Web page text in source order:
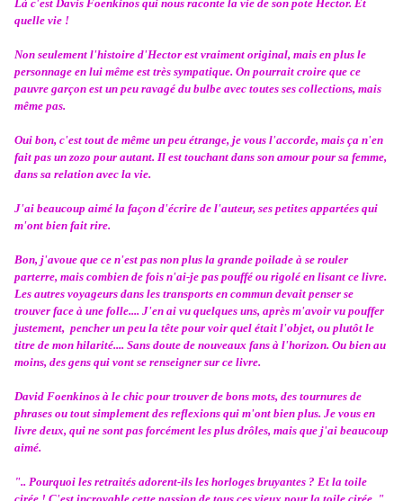
Là c'est Davis Foenkinos qui nous raconte la vie de son pote Hector. Et
quelle vie !
Non seulement l'histoire d'Hector est vraiment original, mais en plus le
personnage en lui même est très sympatique. On pourrait croire que ce
pauvre garçon est un peu ravagé du bulbe avec toutes ses collections, mais
même pas.
Oui bon, c'est tout de même un peu étrange, je vous l'accorde, mais ça n'en
fait pas un zozo pour autant. Il est touchant dans son amour pour sa femme,
dans sa relation avec la vie.
J'ai beaucoup aimé la façon d'écrire de l'auteur, ses petites appartées qui
m'ont bien fait rire.
Bon, j'avoue que ce n'est pas non plus la grande poilade à se rouler
parterre, mais combien de fois n'ai-je pas pouffé ou rigolé en lisant ce livre.
Les autres voyageurs dans les transports en commun devait penser se
trouver face à une folle.... J'en ai vu quelques uns, après m'avoir vu pouffer
justement, pencher un peu la tête pour voir quel était l'objet, ou plutôt le
titre de mon hilarité.... Sans doute de nouveaux fans à l'horizon. Ou bien au
moins, des gens qui vont se renseigner sur ce livre.
David Foenkinos à le chic pour trouver de bons mots, des tournures de
phrases ou tout simplement des reflexions qui m'ont bien plus. Je vous en
livre deux, qui ne sont pas forcément les plus drôles, mais que j'ai beaucoup
aimé.
".. Pourquoi les retraités adorent-ils les horloges bruyantes ? Et la toile